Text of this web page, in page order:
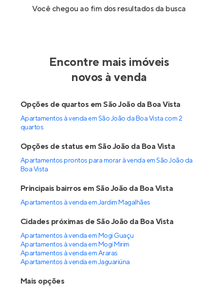
Você chegou ao fim dos resultados da busca
Encontre mais imóveis
novos à venda
Opções de quartos em São João da Boa Vista
Apartamentos à venda em São João da Boa Vista com 2
quartos
Opções de status em São João da Boa Vista
Apartamentos prontos para morar à venda em São João da
Boa Vista
Principais bairros em São João da Boa Vista
Apartamentos à venda em Jardim Magalhães
Cidades próximas de São João da Boa Vista
Apartamentos à venda em Mogi Guaçu
Apartamentos à venda em Mogi Mirim
Apartamentos à venda em Araras
Apartamentos à venda em Jaguariúna
Mais opções